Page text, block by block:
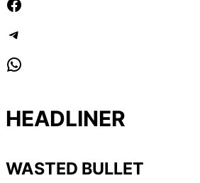
HEADLINER
WASTED BULLET